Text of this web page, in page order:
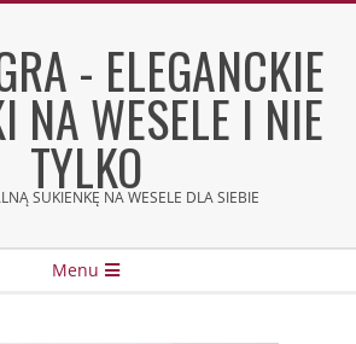
- ELEGANCKIE
NA WESELE I NIE
TYLKO
SUKIENKĘ NA WESELE DLA SIEBIE
Menu